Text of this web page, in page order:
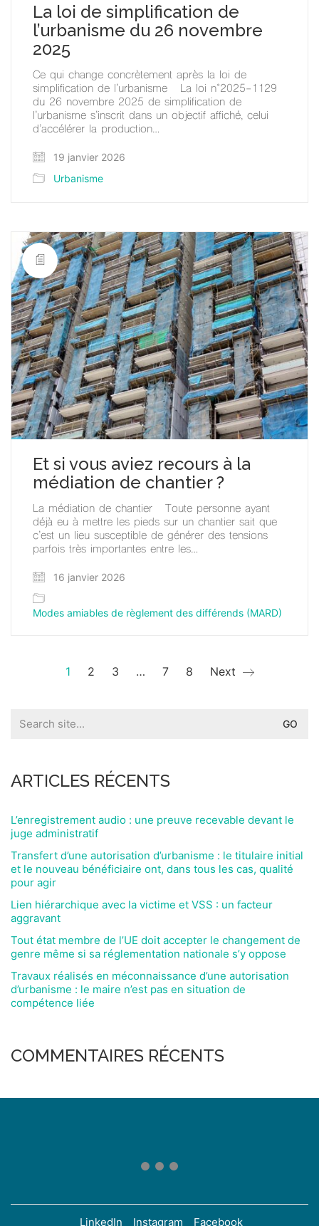
La loi de simplification de
l’urbanisme du 26 novembre
2025
Ce qui change concrètement après la loi de
simplification de l’urbanisme La loi n°2025-1129
du 26 novembre 2025 de simplification de
l’urbanisme s’inscrit dans un objectif affiché, celui
d’accélérer la production…
19 janvier 2026
Urbanisme
Et si vous aviez recours à la
médiation de chantier ?
La médiation de chantier Toute personne ayant
déjà eu à mettre les pieds sur un chantier sait que
c’est un lieu susceptible de générer des tensions
parfois très importantes entre les…
16 janvier 2026
Modes amiables de règlement des différends (MARD)
1 2 3 … 7 8 Next
for:
ARTICLES RÉCENTS
L’enregistrement audio : une preuve recevable devant le
juge administratif
Transfert d’une autorisation d’urbanisme : le titulaire initial
et le nouveau bénéficiaire ont, dans tous les cas, qualité
pour agir
Lien hiérarchique avec la victime et VSS : un facteur
aggravant
Tout état membre de l’UE doit accepter le changement de
genre même si sa réglementation nationale s’y oppose
Travaux réalisés en méconnaissance d’une autorisation
d’urbanisme : le maire n’est pas en situation de
compétence liée
COMMENTAIRES RÉCENTS
LinkedIn Instagram Facebook